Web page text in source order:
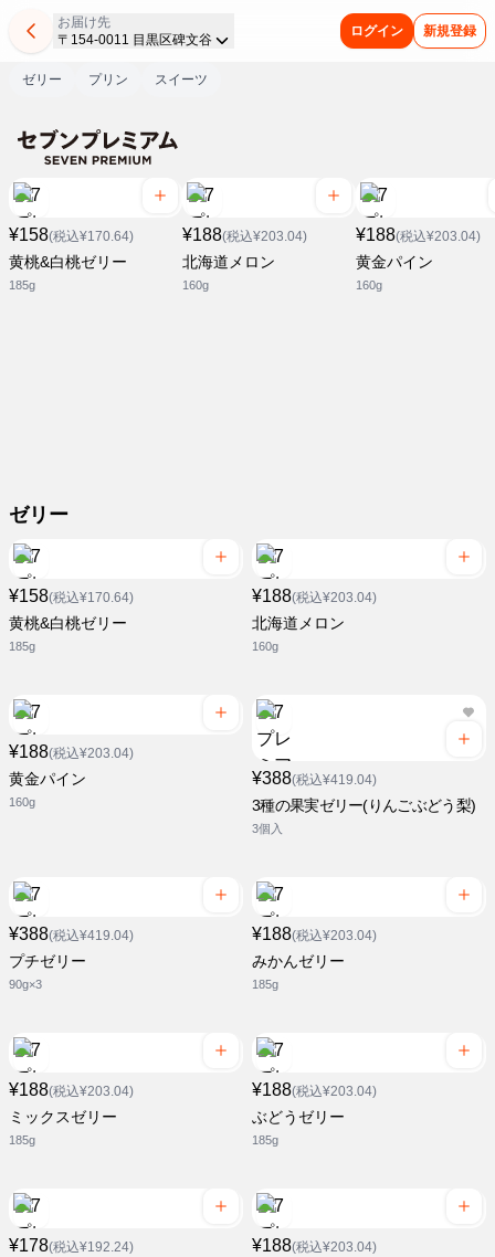
お届け先
〒154-0011 目黒区碑文谷
ログイン 新規登録
ゼリー プリン スイーツ
¥158(税込¥170.64)
黄桃&白桃ゼリー
185g
¥188(税込¥203.04)
北海道メロン
160g
¥188(税込¥203.04)
黄金パイン
160g
ゼリー
¥158(税込¥170.64)
黄桃&白桃ゼリー
185g
¥188(税込¥203.04)
北海道メロン
160g
¥188(税込¥203.04)
黄金パイン
160g
¥388(税込¥419.04)
3種の果実ゼリー(りんごぶどう梨)
3個入
¥388(税込¥419.04)
プチゼリー
90g×3
¥188(税込¥203.04)
みかんゼリー
185g
¥188(税込¥203.04)
ミックスゼリー
185g
¥188(税込¥203.04)
ぶどうゼリー
185g
¥178(税込¥192.24) ¥188(税込¥203.04)